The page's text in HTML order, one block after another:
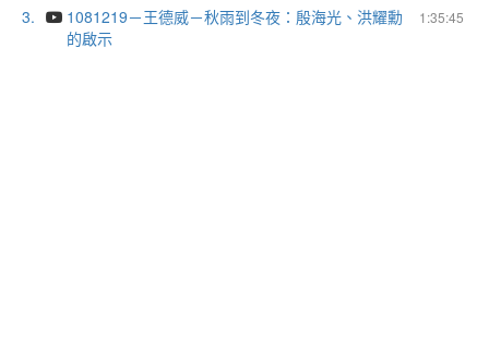
3.
1:35:45
1081219－王德威－秋雨到冬夜：殷海光、洪耀勳
的啟示